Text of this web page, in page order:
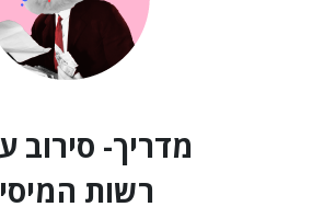
מדריך- סירוב
רשות